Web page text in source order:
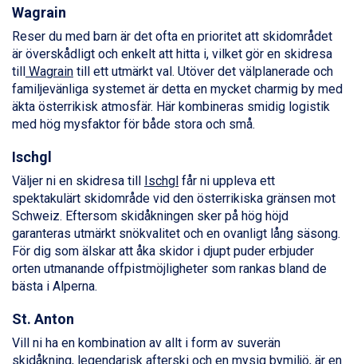
Wagrain från 7.095 kr.
Fieberbrunn från 9.645 kr.
Ischgl från 11.295 kr.
Val Thorens från 8.395 kr.
St. Anton från 11.245 kr.
Zell am See från 6.295 kr.
Canazei från 7.195 kr.
Livigno från 5.595 kr.
Ponte di Legno från 7.395 kr.
Sauze dOulx från 6.145 kr.
Alleghe från 8.545 kr.
Bad Gastein från 6.295 kr.
Arabba från 11.045 kr.
La Thuile från 7.045 kr.
Cervinia från 8.245 kr.
Passo Tonale från 5.895 kr.
Sölden från 12.995 kr.
Bad Hofgastein från 8.595 kr.
Champoluc från 5.945 kr.
Sestriere från 6.945 kr.
Wagrain
Reser du med barn är det ofta en prioritet att skidområdet
är överskådligt och enkelt att hitta i, vilket gör en skidresa
till Wagrain till ett utmärkt val. Utöver det välplanerade och
familjevänliga systemet är detta en mycket charmig by med
äkta österrikisk atmosfär. Här kombineras smidig logistik
med hög mysfaktor för både stora och små.
Ischgl
Väljer ni en skidresa till Ischgl får ni uppleva ett
spektakulärt skidområde vid den österrikiska gränsen mot
Schweiz. Eftersom skidåkningen sker på hög höjd
garanteras utmärkt snökvalitet och en ovanligt lång säsong.
För dig som älskar att åka skidor i djupt puder erbjuder
orten utmanande offpistmöjligheter som rankas bland de
bästa i Alperna.
St. Anton
Vill ni ha en kombination av allt i form av suverän
skidåkning, legendarisk afterski och en mysig bymiljö, är en